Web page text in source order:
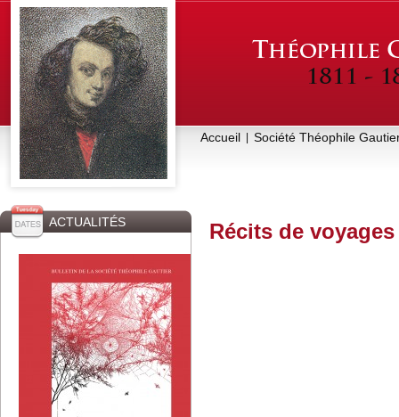
Accueil Société Théophile
ACTUALITÉS Récits de